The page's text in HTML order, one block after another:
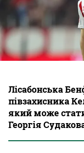
Лісабонська
півзахисника
який може
Георгія